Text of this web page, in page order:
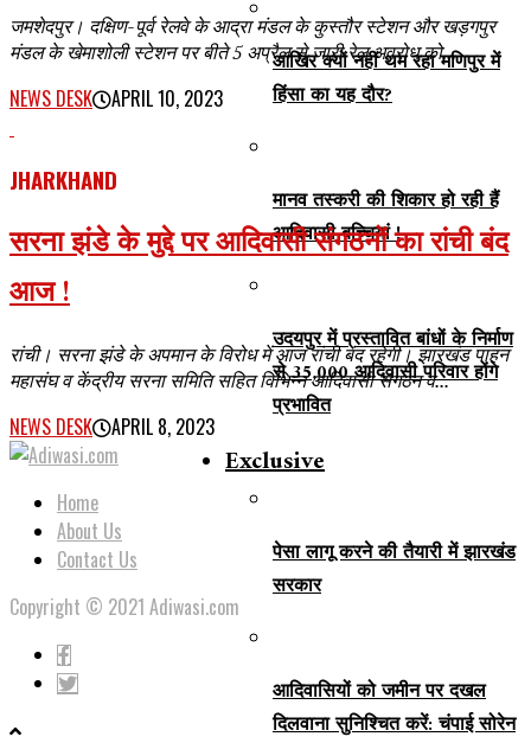
आखिर क्यों नहीं थम रहा मणिपुर में
हिंसा का यह दौर?
मानव तस्करी की शिकार हो रही हैं
आदिवासी बच्चियां !
उदयपुर में प्रस्तावित बांधों के निर्माण
से 35,000 आदिवासी परिवार होंगे
प्रभावित
Exclusive
पेसा लागू करने की तैयारी में झारखंड
सरकार
आदिवासियों को जमीन पर दखल
दिलवाना सुनिश्चित करें: चंपाई सोरेन
जमशेदपुर। दक्षिण-पूर्व रेलवे के आद्रा मंडल के कुस्तौर स्टेशन और खड़गपुर
मंडल के खेमाशोली स्टेशन पर बीते 5 अप्रैल से जारी रेल अवरोध को...
NEWS DESK APRIL 10, 2023
JHARKHAND
सरना झंडे के मुद्दे पर आदिवासी संगठनों का रांची बंद
आज !
रांची। सरना झंडे के अपमान के विरोध में आज रांची बंद रहेगी। झारखंड पाहन
महासंघ व केंद्रीय सरना समिति सहित विभिन्न आदिवासी संगठन व...
NEWS DESK APRIL 8, 2023
Home
About Us
Contact Us
Copyright © 2021 Adiwasi.com